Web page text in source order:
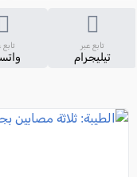
تابع عبر
تيليجرام
تابع